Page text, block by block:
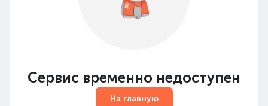
Сервис временно недоступен
На главную